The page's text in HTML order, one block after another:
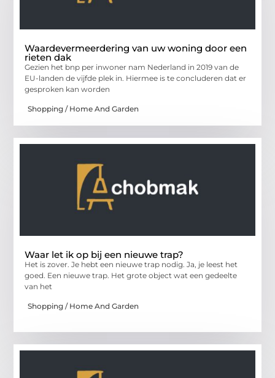
Waardevermeerdering van uw woning door een
rieten dak
Gezien het bnp per inwoner nam Nederland in 2019 van de
EU-landen de vijfde plek in. Hiermee is te concluderen dat er
gesproken kan worden
Shopping / Home And Garden
Waar let ik op bij een nieuwe trap?
Het is zover. Je hebt een nieuwe trap nodig. Ja, je leest het
goed. Een nieuwe trap. Het grote object wat een gedeelte
van het
Shopping / Home And Garden